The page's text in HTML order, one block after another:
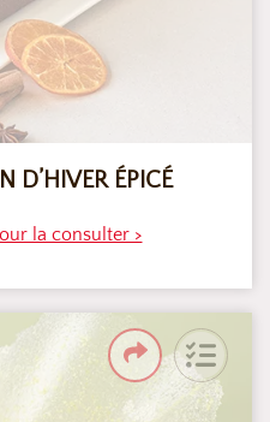
D’HIVER ÉPICÉ
la consulter >